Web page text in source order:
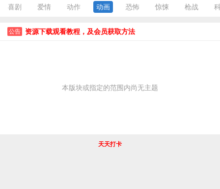
喜剧 爱情 动作 动画 恐怖 惊悚 枪战
公告 资源下载观看教程，及会员获取方法
本版块或指定的范围内尚无主题
天天打卡